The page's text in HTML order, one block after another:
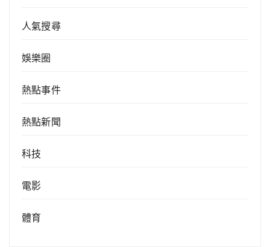
人氣搜尋
娛樂圈
熱點事件
熱點新聞
科技
電影
體育